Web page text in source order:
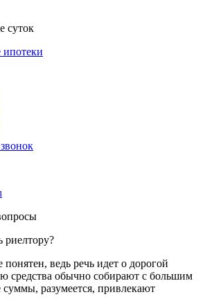
суток
понятен, ведь речь идет о дорогой
средства обычно собирают с большим
разумеется, привлекают